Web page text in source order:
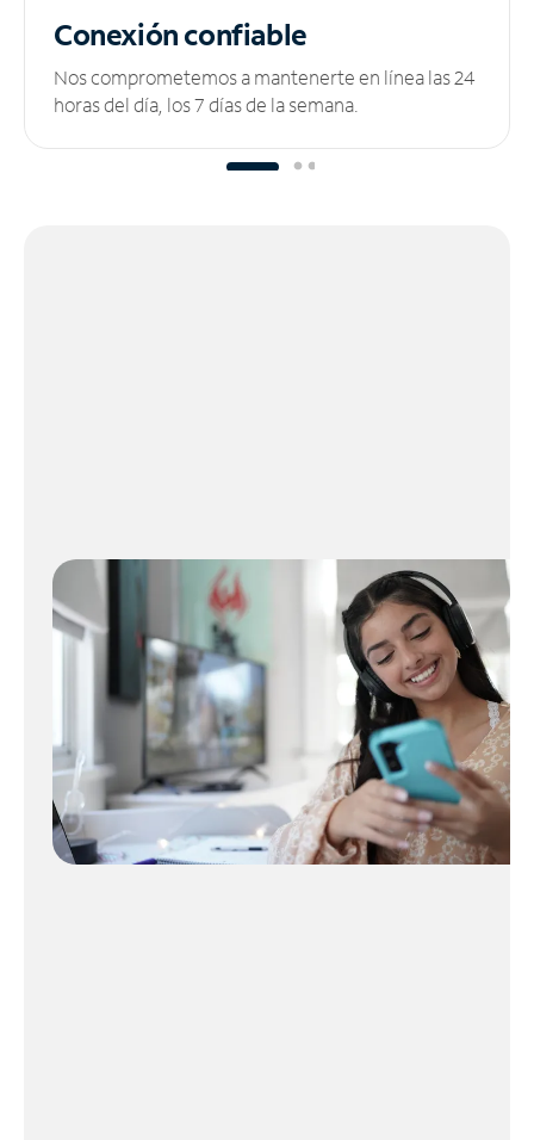
Conexión confiable
Nos comprometemos a mantenerte en línea las 24
horas del día, los 7 días de la semana.